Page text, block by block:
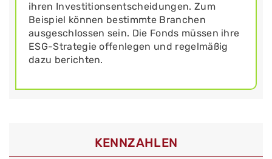
ihren Investitionsentscheidungen. Zum
Beispiel können bestimmte Branchen
ausgeschlossen sein. Die Fonds müssen ihre
ESG-Strategie offenlegen und regelmäßig
dazu berichten.
KENNZAHLEN